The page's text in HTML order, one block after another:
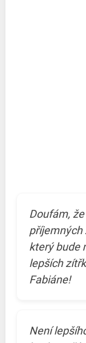
Doufám,
příjemných
který bude
lepších
Fabiáne!
Není